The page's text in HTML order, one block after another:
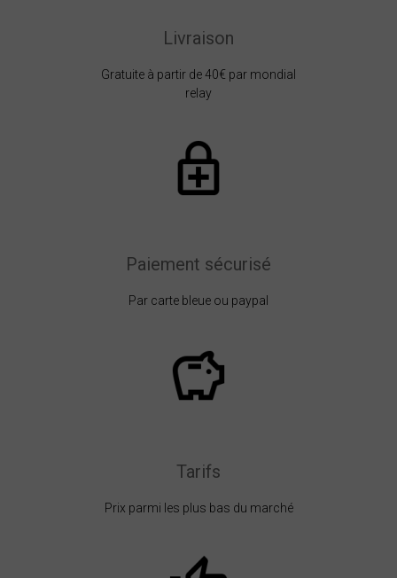
Livraison
Gratuite à partir de 40€ par mondial
relay
Paiement sécurisé
Par carte bleue ou paypal
Tarifs
Prix parmi les plus bas du marché